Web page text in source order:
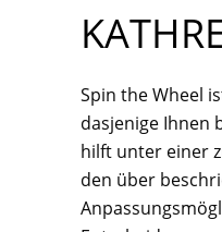
Spin the Wheel
dasjenige Ihnen
hilft unter einer
den über